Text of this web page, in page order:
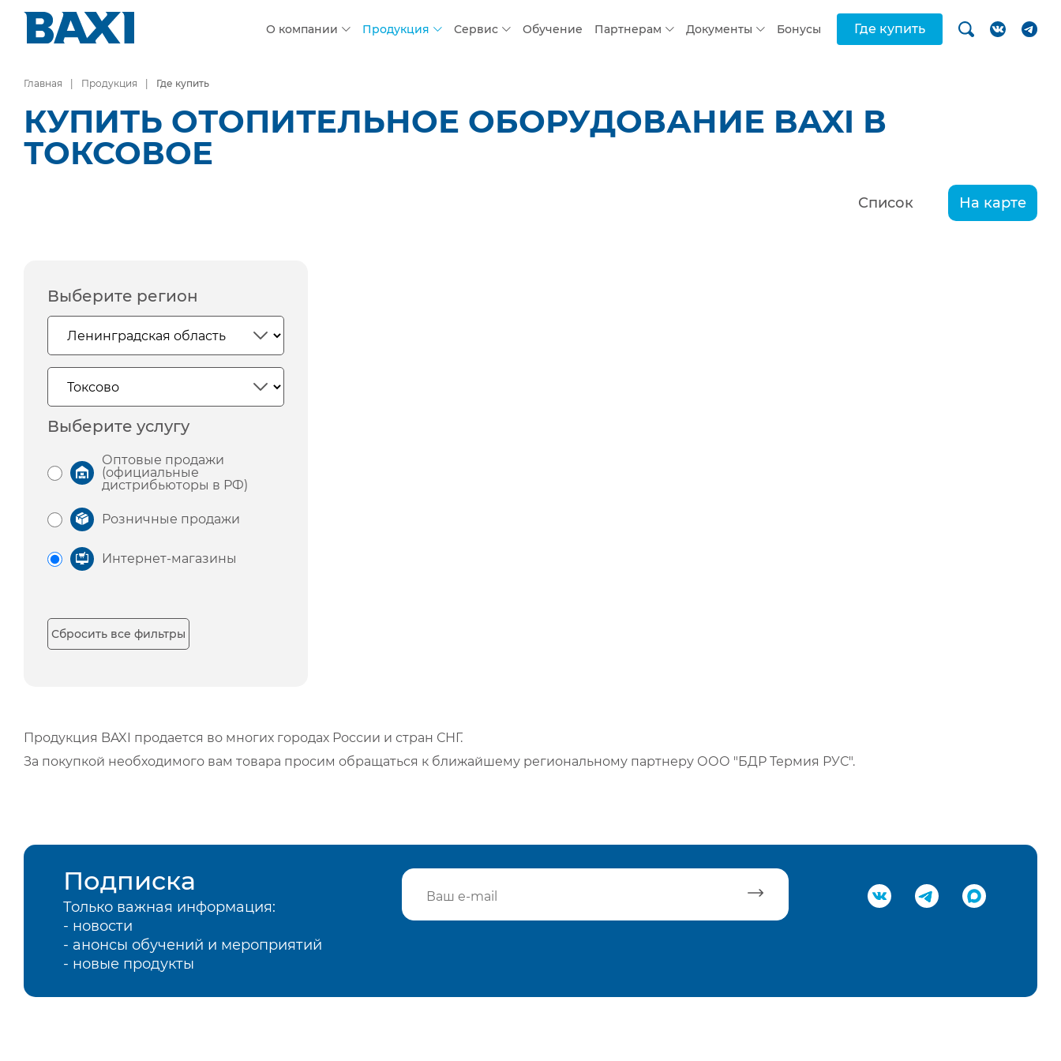
О компании Продукция Сервис Обучение Партнерам Документы Бонусы Где купить
Главная Продукция Где купить
КУПИТЬ ОТОПИТЕЛЬНОЕ ОБОРУДОВАНИЕ BAXI В
ТОКСОВОЕ
Список На карте
Выберите регион
Выберите услугу
Оптовые продажи
(официальные
дистрибьюторы в РФ)
Розничные продажи
Интернет-магазины
Сбросить все фильтры
Продукция BAXI продается во многих городах России и стран СНГ.
За покупкой необходимого вам товара просим обращаться к ближайшему региональному партнеру ООО "БДР Термия РУС".
Подписка
Только важная информация:
- новости
- анонсы обучений и мероприятий
- новые продукты